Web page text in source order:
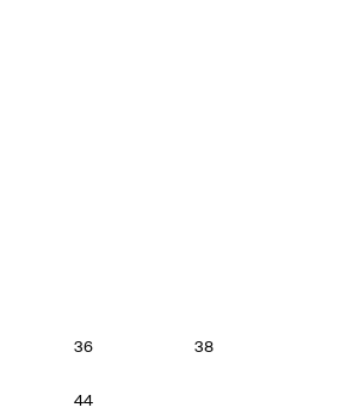
36 38
44